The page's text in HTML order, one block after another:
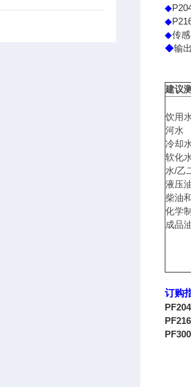
◆
◆
◆传
◆输
建议
饮用
河水
冷却
软化
水/乙
液压
柴油
化学
成品
订购